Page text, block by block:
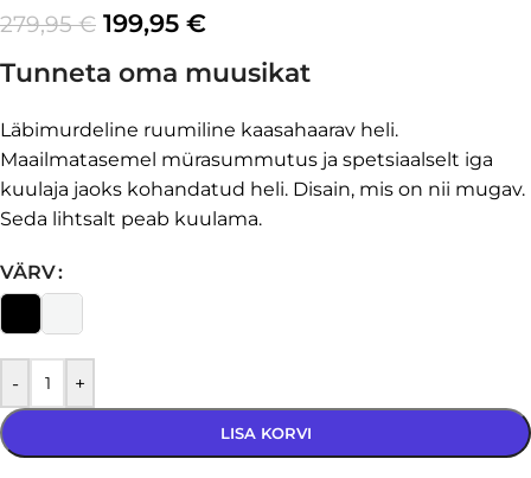
279,95€ 199,95 €
Tunneta oma muusikat
Läbimurdeline ruumiline kaasahaarav heli.
Maailmatasemel mürasummutus ja spetsiaalselt iga
kuulaja jaoks kohandatud heli. Disain, mis on nii mugav.
Seda lihtsalt peab kuulama.
VÄRV
- +
LISA KORVI